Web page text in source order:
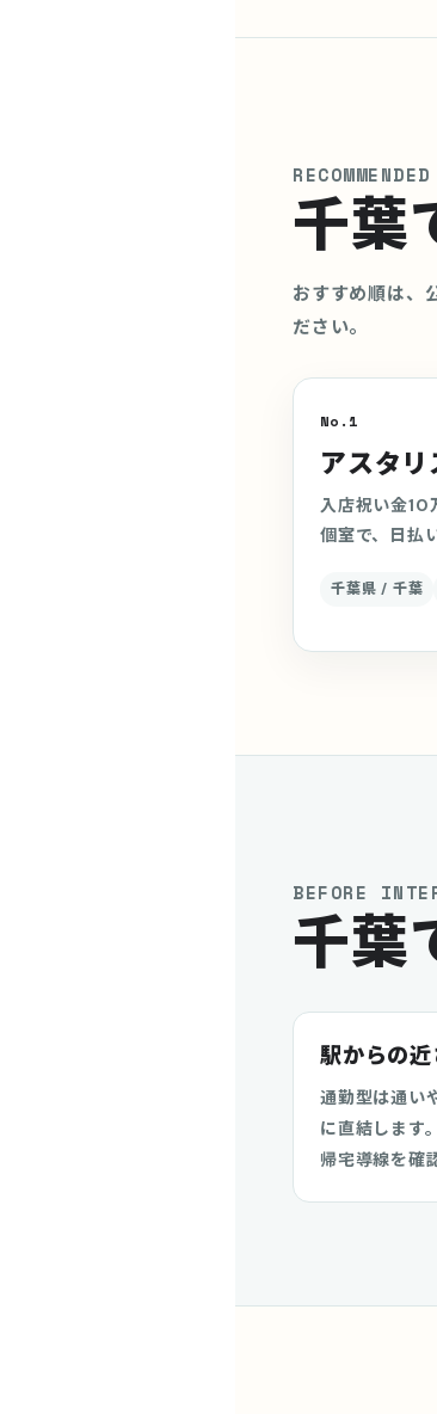
千葉
おすすめ順は、
ださい。
No.1
アスタ
入店祝い金10
個室で、日払
千葉県 / 千葉
BEFORE
千葉
駅からの近
通勤型は通い
に直結します
帰宅導線を確